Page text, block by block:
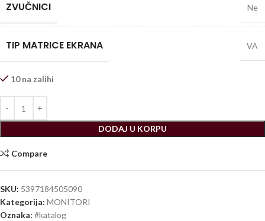
ZVUČNICI Ne
TIP MATRICE EKRANA VA
10 na zalihi
DODAJ U KORPU
Compare
SKU: 5397184505090
Kategorija: MONITORI
Oznaka: #katalog